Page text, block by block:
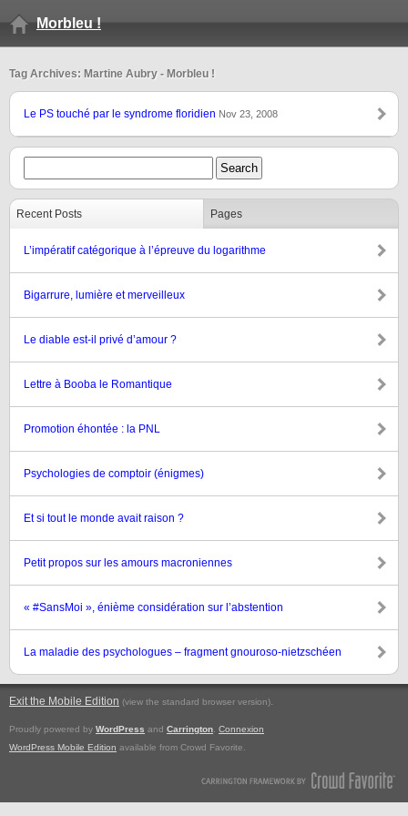
Morbleu !
Tag Archives: Martine Aubry - Morbleu !
Le PS touché par le syndrome floridien Nov 23, 2008
Recent Posts Pages
L’impératif catégorique à l’épreuve du logarithme
Bigarrure, lumière et merveilleux
Le diable est-il privé d’amour ?
Lettre à Booba le Romantique
Promotion éhontée : la PNL
Psychologies de comptoir (énigmes)
Et si tout le monde avait raison ?
Petit propos sur les amours macroniennes
« #SansMoi », énième considération sur l’abstention
La maladie des psychologues – fragment gnouroso-nietzschéen
Exit the Mobile Edition (view the standard browser version).
Proudly powered by WordPress and Carrington Connexion
WordPress Mobile Edition available from Crowd Favorite.